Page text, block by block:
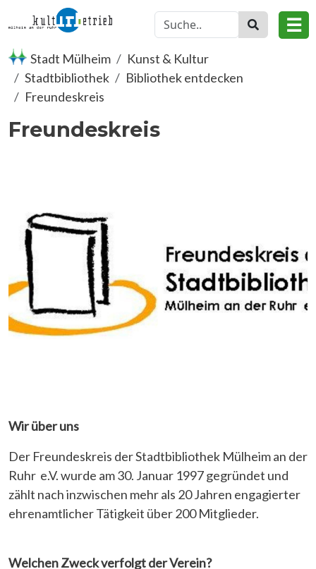
Direkt zum Inhalt
☰
Stadt Mülheim
Kunst & Kultur
Stadtbibliothek
Bibliothek entdecken
Freundeskreis
Freundeskreis
Wir über uns
Der Freundeskreis der Stadtbibliothek Mülheim an der
Ruhr e.V. wurde am 30. Januar 1997 gegründet und
zählt nach inzwischen mehr als 20 Jahren engagierter
ehrenamtlicher Tätigkeit über 200 Mitglieder.
Welchen Zweck verfolgt der Verein?